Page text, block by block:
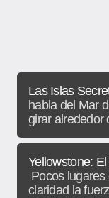
Las Islas
habla del Mar
girar alrededor
Yellowstone:
Pocos
claridad la